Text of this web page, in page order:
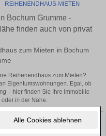
Alle Cookies ablehnen
REIHENENDHAUS-MIETEN
Bochum Grumme -
finden auch von privat
zum Mieten in Bochum
Reihenendhaus zum Mieten?
Eigentumswohnungen. Egal, ob
– hier finden Sie Ihre Immobilie
oder in der Nähe.
Objekte finden. Schauen Sie